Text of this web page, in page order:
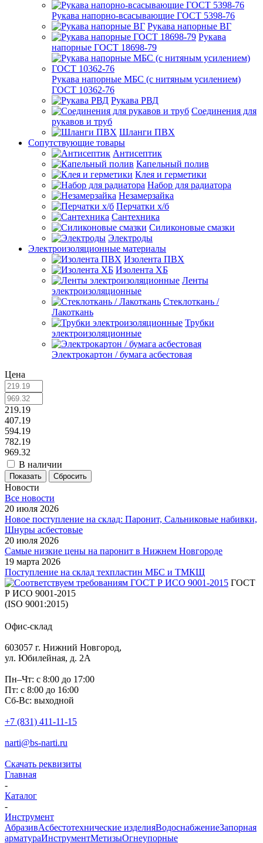
Рукава напорно-всасывающие ГОСТ 5398-76
Рукава напорные ВГ
Рукава
напорные ГОСТ 18698-79
Рукава напорные МБС (с нитяным усилением)
ГОСТ 10362-76
Рукава РВД
Соединения для
рукавов и труб
Шланги ПВХ
Сопутствующие товары
Антисептик
Капельный полив
Клея и герметики
Набор для радиатора
Незамерзайка
Перчатки х/б
Сантехника
Силиконовые смазки
Электроды
Электроизоляционные материалы
Изолента ПВХ
Изолента ХБ
Ленты
электроизоляционные
Стеклоткань /
Лакоткань
Трубки
электроизоляционные
Электрокартон / бумага асбестовая
Цена
219.19
407.19
594.19
782.19
969.32
В наличии
Сбросить
Новости
Все новости
20 июля 2026
Новое поступление на склад: Паронит, Сальниковые набивки,
Шнуры асбестовые
20 июля 2026
Самые низкие цены на паронит в Нижнем Новгороде
19 марта 2026
Поступление на склад техпластин МБС и ТМКЩ
ГОСТ
Р ИСО 9001-2015
(ISO 9001:2015)
Офис-склад
603057 г. Нижний Новгород,
ул. Юбилейная, д. 2А
Пн–Чт: с 8:00 до 17:00
Пт: с 8:00 до 16:00
Сб-Вс: выходной
+7 (831) 411-11-15
narti@bs-narti.ru
Скачать реквизиты
Главная
-
Каталог
-
Инструмент
АбразивАсбестотехнические изделияВодоснабжениеЗапорная
арматураИнструментМетизыОгнеупорные